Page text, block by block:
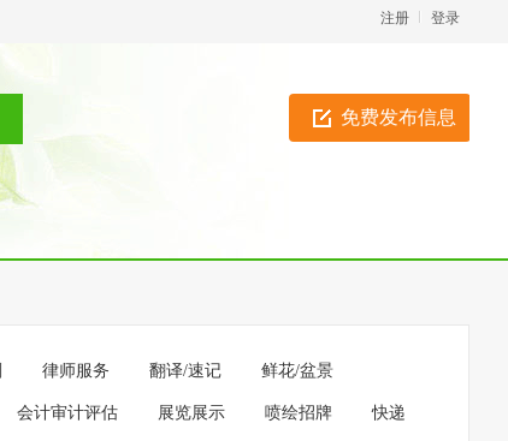
登录
注册
免费发布信息
律师服务 翻译/速记 鲜花/盆景
会计审计评估 展览展示 喷绘招牌 快递